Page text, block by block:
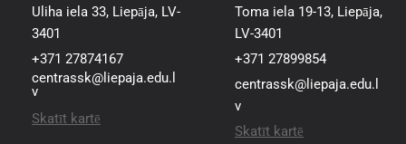
Uliha iela 33, Liepāja, LV-
3401
+371 27874167
centrassk@liepaja.edu.l
v
Skatīt kartē
Toma iela 19-13, Liepāja,
LV-3401
+371 27899854
centrassk@liepaja.edu.l
v
Skatīt kartē